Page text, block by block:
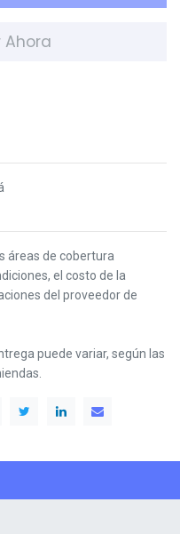
áreas de cobertura
el costo de la
del proveedor de
puede variar, según las